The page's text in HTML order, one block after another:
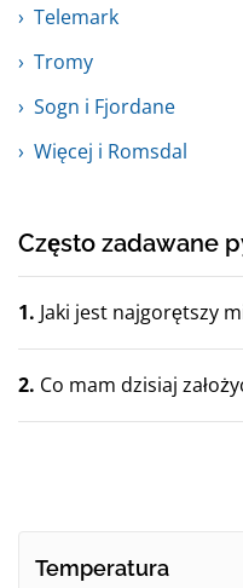
Telemark
Tromy
Sogn i Fjordane
Więcej i Romsdal
Często zadawane
1. Jaki jest najgorętszy
2. Co mam dzisiaj
Temperatura